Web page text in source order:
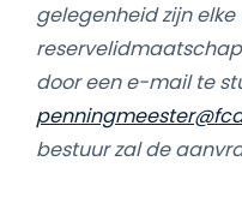
gelegenheid zijn
door een e-mail te
bestuur zal de